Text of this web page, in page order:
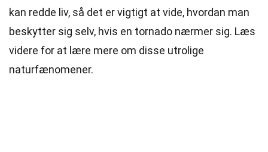
kan redde liv, så det er vigtigt at vide, hvordan man
beskytter sig selv, hvis en tornado nærmer sig. Læs
videre for at lære mere om disse utrolige
naturfænomener.